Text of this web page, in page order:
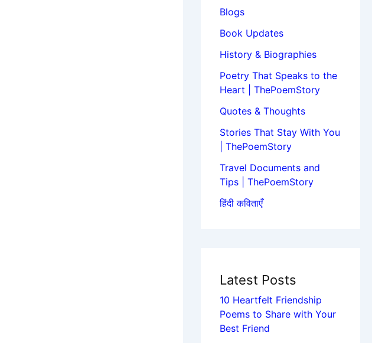
Blogs
Book Updates
History & Biographies
Poetry That Speaks to the
Heart | ThePoemStory
Quotes & Thoughts
Stories That Stay With You
| ThePoemStory
Travel Documents and
Tips | ThePoemStory
हिंदी कविताएँ
Latest Posts
10 Heartfelt Friendship
Poems to Share with Your
Best Friend